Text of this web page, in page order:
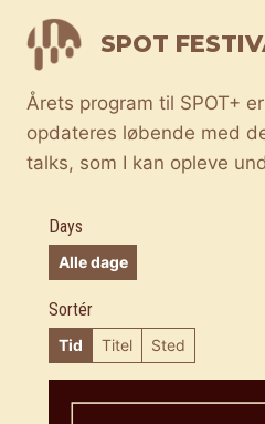
content
SPOT
Årets program til SPOT+
opdateres løbende med
talks, som I kan opleve
Days
Alle dage
Sortér
Tid Titel Sted